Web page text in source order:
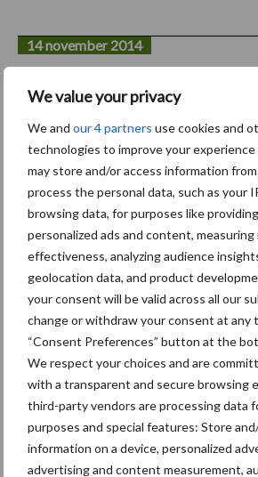
We value your privacy
We and our 4 partners use cookies and
technologies to improve your
may store and/or access information
process the personal data, such as your
browsing data, for purposes like
personalized ads and content,
effectiveness, analyzing audience
geolocation data, and product
your consent will be valid across all our
change or withdraw your consent at any
“Consent Preferences” button at the
We respect your choices and are
with a transparent and secure browsing
third-party vendors are processing data
purposes and special features: Store
information on a device, personalized
advertising and content measurement,
banden
in
bij de OEM’s
14 november 2014
Mitas lanceert Mitas Premium, een
landbouw radiaalbanden voor krachtige
2015 vervangt de Mitas Premium alle
nieuwe machines geproduceerd door
[Lees meer...]overMitas
Premium
de
Continental
29 oktober 2014